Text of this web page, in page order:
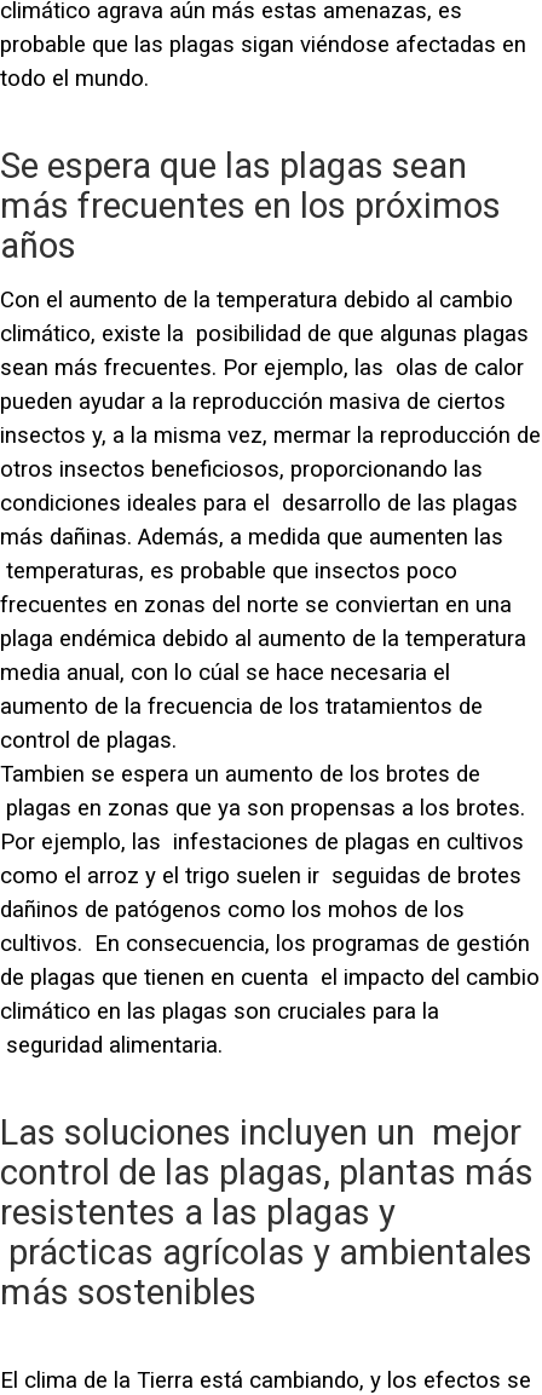
climático agrava aún más estas amenazas, es
probable que las plagas sigan viéndose afectadas en
todo el mundo.
Se espera que las plagas sean
más frecuentes en los próximos
años
Con el aumento de la temperatura debido al cambio
climático, existe la posibilidad de que algunas plagas
sean más frecuentes. Por ejemplo, las olas de calor
pueden ayudar a la reproducción masiva de ciertos
insectos y, a la misma vez, mermar la reproducción de
otros insectos beneficiosos, proporcionando las
condiciones ideales para el desarrollo de las plagas
más dañinas. Además, a medida que aumenten las
temperaturas, es probable que insectos poco
frecuentes en zonas del norte se conviertan en una
plaga endémica debido al aumento de la temperatura
media anual, con lo cúal se hace necesaria el
aumento de la frecuencia de los tratamientos de
control de plagas.
Tambien se espera un aumento de los brotes de
plagas en zonas que ya son propensas a los brotes.
Por ejemplo, las infestaciones de plagas en cultivos
como el arroz y el trigo suelen ir seguidas de brotes
dañinos de patógenos como los mohos de los
cultivos. En consecuencia, los programas de gestión
de plagas que tienen en cuenta el impacto del cambio
climático en las plagas son cruciales para la
seguridad alimentaria.
Las soluciones incluyen un mejor
control de las plagas, plantas más
resistentes a las plagas y
prácticas agrícolas y ambientales
más sostenibles
El clima de la Tierra está cambiando, y los efectos se